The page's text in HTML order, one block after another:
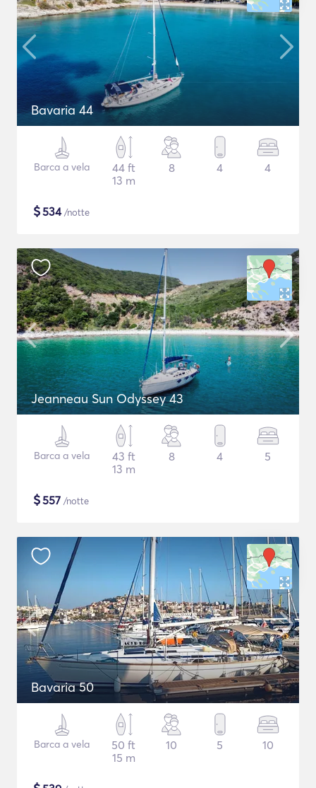
Bavaria 44
Barca a vela
44 ft
13 m
8 4 4
$534/notte
Jeanneau Sun Odyssey 43
Barca a vela
43 ft
13 m
8 4 5
$557 /notte
Bavaria 50
Barca a vela
50 ft
15 m
10 5 10